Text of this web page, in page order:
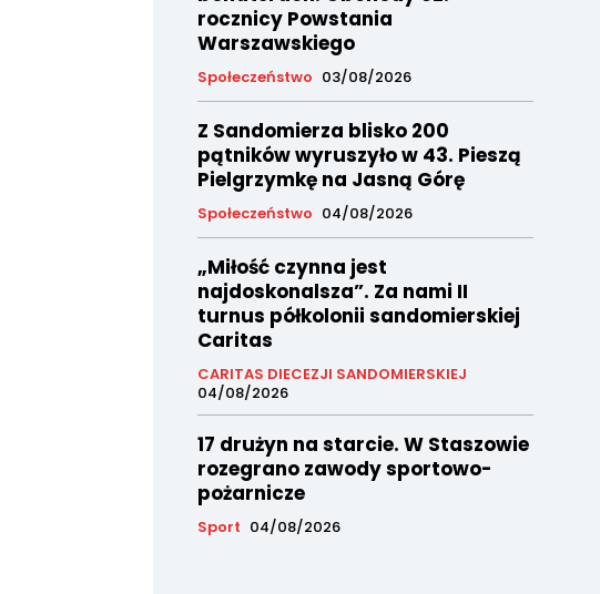
rocznicy Powstania
Warszawskiego
Społeczeństwo 03/08/2026
Z Sandomierza blisko 200
pątników wyruszyło w 43. Pieszą
Pielgrzymkę na Jasną Górę
Społeczeństwo 04/08/2026
„Miłość czynna jest
najdoskonalsza”. Za nami II
turnus półkolonii sandomierskiej
Caritas
CARITAS DIECEZJI SANDOMIERSKIEJ
04/08/2026
17 drużyn na starcie. W Staszowie
rozegrano zawody sportowo-
pożarnicze
Sport 04/08/2026